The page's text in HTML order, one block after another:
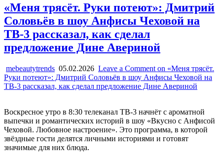
«Меня трясёт. Руки потеют»: Дмитрий
Соловьёв в шоу Анфисы Чеховой на
ТВ-3 рассказал, как сделал
предложение Дине Авериной
mebeautytrends 05.02.2026 Leave a Comment on «Меня трясёт.
Руки потеют»: Дмитрий Соловьёв в шоу Анфисы Чеховой на
ТВ-3 рассказал, как сделал предложение Дине Авериной
Воскресное утро в 8:30 телеканал ТВ-3 начнёт с ароматной
выпечки и романтических историй в шоу «Вкусно с Анфисой
Чеховой. Любовное настроение». Это программа, в которой
звёздные гости делятся личными историями и готовят
значимые для них блюда.